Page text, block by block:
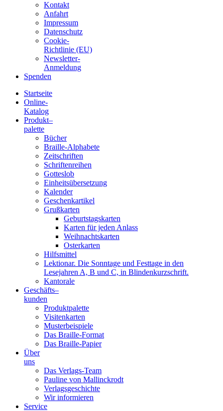
Kontakt
Anfahrt
Impressum
Datenschutz
Cookie-
Richtlinie (EU)
Newsletter-
Anmeldung
Spenden
Blindenschrift-
Verlag
Druckerei
gGmbH
Startseite
Online-
Katalog
Produkt–
palette
Bücher
Braille-Alphabete
Zeitschriften
Schriftenreihen
Gotteslob
Einheitsübersetzung
Kalender
Geschenkartikel
Grußkarten
Geburtstagskarten
Karten für jeden Anlass
Weihnachtskarten
Osterkarten
Hilfsmittel
Lektionar. Die Sonntage und Festtage in den
Lesejahren A, B und C, in Blindenkurzschrift.
Kantorale
Geschäfts­–
kunden
Produktpalette
Visitenkarten
Musterbeispiele
Das Braille-Format
Das Braille-Papier
Über
uns
Das Verlags-Team
Pauline von Mallinckrodt
Verlagsgeschichte
Wir informieren
Service